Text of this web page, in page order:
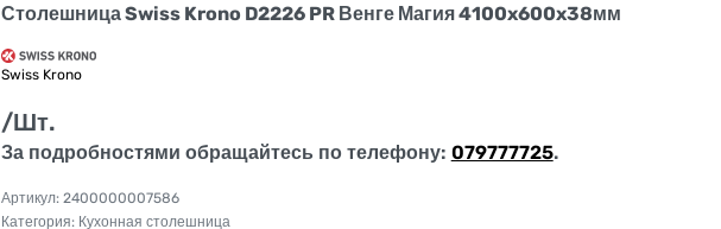
Столешница Swiss Krono D2226 PR Венге Магия 4100x600x38мм
Swiss Krono
/Шт.
За подробностями обращайтесь по телефону: 079777725.
2400000007586
Категория: Кухонная столешница